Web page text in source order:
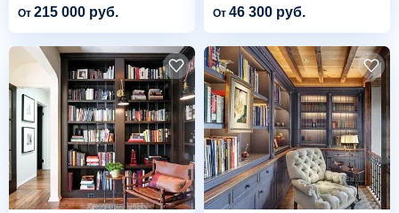
От 215 000 руб. От 46 300 руб.